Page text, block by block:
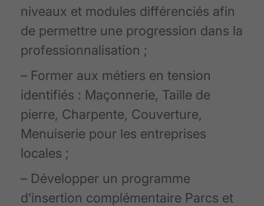
niveaux et modules différenciés afin
de permettre une progression dans la
professionnalisation ;
– Former aux métiers en tension
identifiés : Maçonnerie, Taille de
pierre, Charpente, Couverture,
Menuiserie pour les entreprises
locales ;
– Développer un programme
d’insertion complémentaire Parcs et